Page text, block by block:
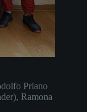
Priano
Ramona